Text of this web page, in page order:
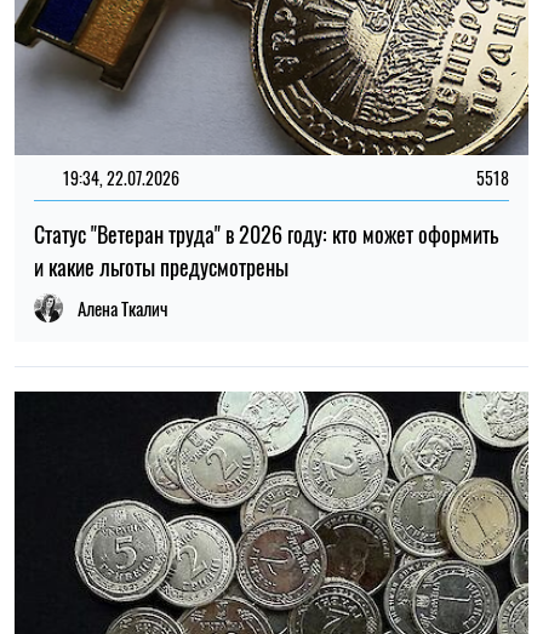
22:30, 23.07.2026
Украинцам выплатят до 37 800 грн: кто может получить
новую помощь от «Каритаса»
Алена Ткалич